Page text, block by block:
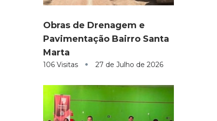
Obras de Drenagem e
Pavimentação Bairro Santa
Marta
106 Visitas 27 de Julho de 2026